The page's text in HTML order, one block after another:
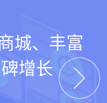
、转化、
周期增长
、试听转
队
流程、智
长期价值
城、丰富
增长